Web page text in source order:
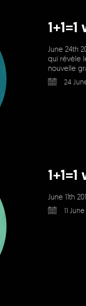
June 24th
qui révèle
nouvelle
24
June 11th
11